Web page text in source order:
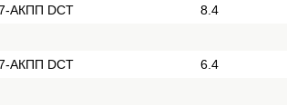
АКПП DCT 8.4
АКПП DCT 6.4